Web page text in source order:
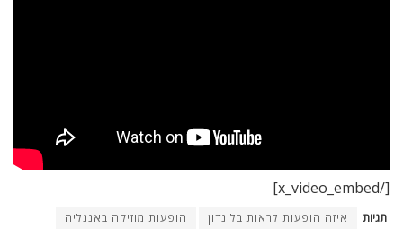
[/x_video_embed]
תגיות איזה הופעות לראות בלונדון
הופעות מוזיקה באנגליה